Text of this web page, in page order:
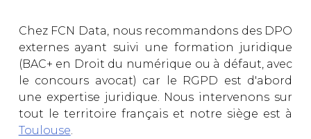
Chez FCN Data, nous recommandons des DPO
externes ayant suivi une formation juridique
(BAC+ en Droit du numérique ou à défaut, avec
le concours avocat) car le RGPD est d'abord
une expertise juridique. Nous intervenons sur
tout le territoire français et notre siège est à
Toulouse.